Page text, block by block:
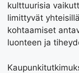
kulttuurisia
limittyvät
kohtaamiset
luonteen ja